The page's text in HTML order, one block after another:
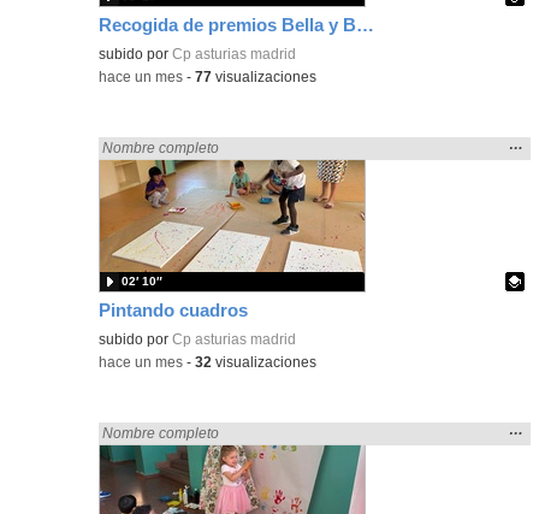
Recogida de premios Bella y Bestia 26
Contenido educativo.
subido porCp asturias madrid
-hace un mes -77 visualizaciones
Pintando cuadros
Encontrado «Asturias» en:
Nombre completo
la
…
Contenido educativo.
subido porCp asturias madrid
02′ 10″
-hace un mes -32 visualizaciones
Encontrado «Asturias» en:
Nombre completo
la
…